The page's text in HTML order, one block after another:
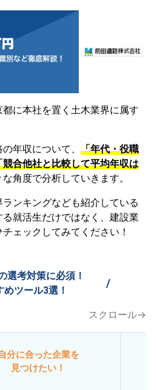
に本社を置く土木業界に属す
年収について、 「年代・役職
合他社と比較して平均年収は
角度で分析していきます。
ンキングなども紹介している
就活生だけではなく、建設業
ェックしてみてください！
選考対策に必須！
めツール3選！
/
スクロール→
分に合った企業を
見つけたい！